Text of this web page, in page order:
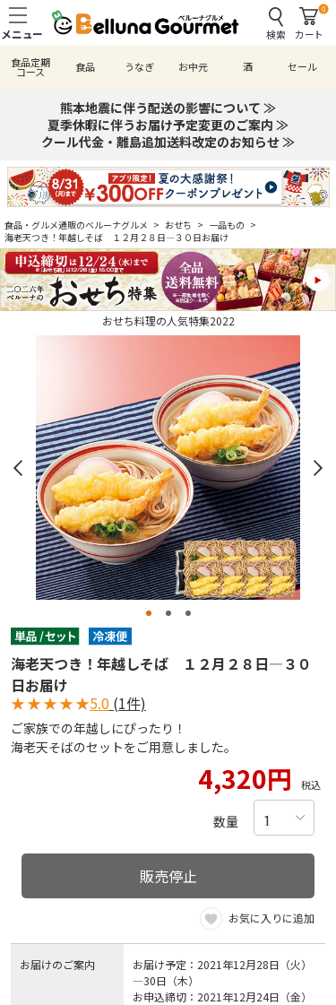
検索
0
カート
食品定期
コース 食品 うなぎ お中元 酒 セール
熊本地震に伴う配送の影響について ≫
夏季休暇に伴うお届け予定変更のご案内 ≫
クール代金・離島追加送料改定のお知らせ ≫
食品・グルメ通販のベルーナグルメ > おせち > 一品もの >
海老天つき！年越しそば １２月２８日―３０日お届け
おせち料理の人気特集2022
海老天つき！年越しそば １２月２８日―３０
日お届け
★★★★★5.0 (1件)
ご家族での年越しにぴったり！
海老天そばのセットをご用意しました。
4,320円 税込
数量
販売停止
お気に入りに追加
お届けのご案内
お届け予定：2021年12月28日（火）
―30日（木）
お申込締切：2021年12月24日（金）